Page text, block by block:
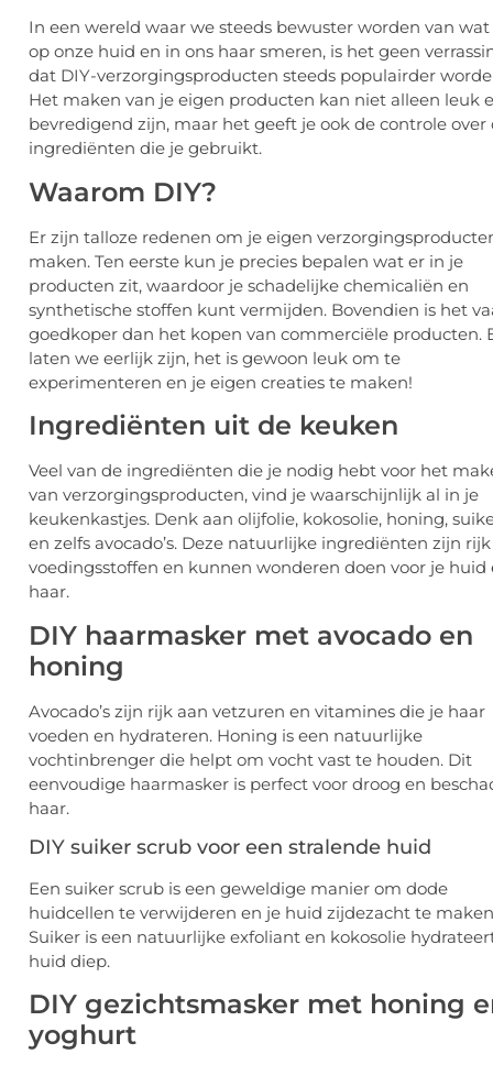
In een wereld waar we steeds bewuster worden van
op onze huid en in ons haar smeren, is het geen
dat DIY-verzorgingsproducten steeds populairder
Het maken van je eigen producten kan niet alleen leuk
bevredigend zijn, maar het geeft je ook de controle over
ingrediënten die je gebruikt.
Waarom DIY?
Er zijn talloze redenen om je eigen
maken. Ten eerste kun je precies bepalen wat er in je
producten zit, waardoor je schadelijke chemicaliën en
synthetische stoffen kunt vermijden. Bovendien is het
goedkoper dan het kopen van commerciële producten.
laten we eerlijk zijn, het is gewoon leuk om te
experimenteren en je eigen creaties te maken!
Ingrediënten uit de keuken
Veel van de ingrediënten die je nodig hebt voor het
van verzorgingsproducten, vind je waarschijnlijk al in je
keukenkastjes. Denk aan olijfolie, kokosolie, honing,
en zelfs avocado’s. Deze natuurlijke ingrediënten zijn
voedingsstoffen en kunnen wonderen doen voor je huid
haar.
DIY haarmasker met avocado en
honing
Avocado’s zijn rijk aan vetzuren en vitamines die je haar
voeden en hydrateren. Honing is een natuurlijke
vochtinbrenger die helpt om vocht vast te houden. Dit
eenvoudige haarmasker is perfect voor droog en
haar.
DIY suiker scrub voor een stralende huid
Een suiker scrub is een geweldige manier om dode
huidcellen te verwijderen en je huid zijdezacht te
Suiker is een natuurlijke exfoliant en kokosolie
huid diep.
DIY gezichtsmasker met honing
yoghurt